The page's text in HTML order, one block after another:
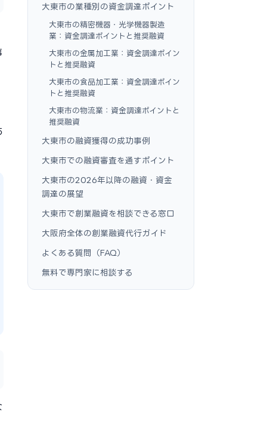
大東市の業種別の資金調達ポイント
大東市の精密機器・光学機器製造
業：資金調達ポイントと推奨融資
大東市の金属加工業：資金調達ポイン
トと推奨融資
大東市の食品加工業：資金調達ポイン
トと推奨融資
大東市の物流業：資金調達ポイントと
推奨融資
大東市の融資獲得の成功事例
大東市での融資審査を通すポイント
大東市の2026年以降の融資・資金
調達の展望
大東市で創業融資を相談できる窓口
大阪府全体の創業融資代行ガイド
よくある質問（FAQ）
無料で専門家に相談する